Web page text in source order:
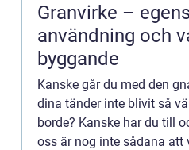
Granvirke –
användning och
byggande
Kanske går du med den
dina tänder inte blivit så
borde? Kanske har du till
oss är nog inte sådana att